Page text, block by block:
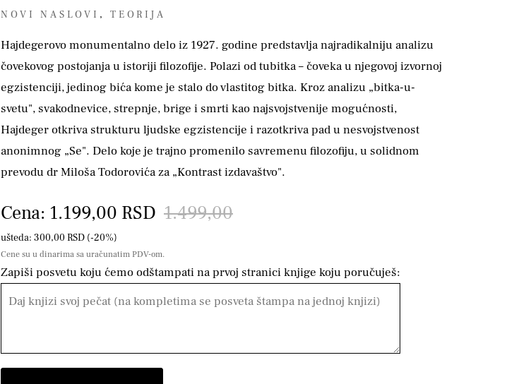
NOVI NASLOVI , TEORIJA
Hajdegerovo monumentalno delo iz 1927. godine predstavlja najradikalniju analizu
čovekovog postojanja u istoriji filozofije. Polazi od tubitka – čoveka u njegovoj izvornoj
egzistenciji, jedinog bića kome je stalo do vlastitog bitka. Kroz analizu „bitka-u-
svetu", svakodnevice, strepnje, brige i smrti kao najsvojstvenije mogućnosti,
Hajdeger otkriva strukturu ljudske egzistencije i razotkriva pad u nesvojstvenost
anonimnog „Se". Delo koje je trajno promenilo savremenu filozofiju, u solidnom
prevodu dr Miloša Todorovića za „Kontrast izdavaštvo".
Cena: 1.199,00 RSD 1.499,00
ušteda: 300,00 RSD (-20%)
Cene su u dinarima sa uračunatim PDV-om.
Zapiši posvetu koju ćemo odštampati na prvoj stranici knjige koju poručuješ: